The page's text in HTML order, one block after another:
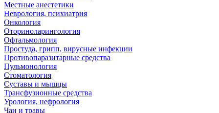
Местные анестетики
Неврология, психиатрия
Онкология
Оториноларингология
Офтальмология
Простуда, грипп, вирусные инфекции
Противопаразитарные средства
Пульмонология
Стоматология
Суставы и мышцы
Трансфузионные средства
Урология, нефрология
Чаи и травы